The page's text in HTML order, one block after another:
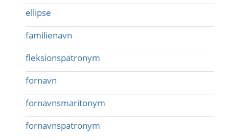
ellipse
familienavn
fleksionspatronym
fornavn
fornavnsmaritonym
fornavnspatronym